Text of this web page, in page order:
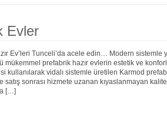
Evler
Ev’leri Tunceli’da acele edin… Modern sistemle
prefabrik hazır evlerin estetik ve
kullanılarak vidalı sistemle üretilen Karmod
sonrası hizmete uzanan kıyaslanmayan kalite
[…]